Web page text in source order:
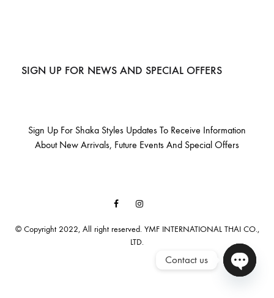
SIGN UP FOR NEWS AND SPECIAL OFFERS
Sign Up For Shaka Styles Updates To Receive Information
About New Arrivals, Future Events And Special Offers
© Copyright 2022, All right reserved. YMF INTERNATIONAL THAI CO.,
LTD.
FacebookInstagram
Contact us